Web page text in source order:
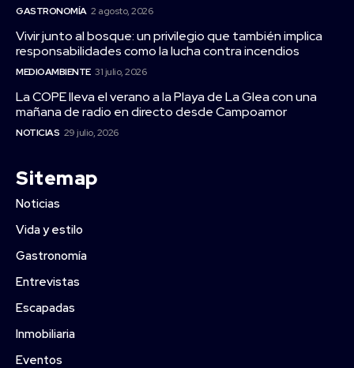
GASTRONOMÍA 2 agosto, 2026
Vivir junto al bosque: un privilegio que también implica
responsabilidades como la lucha contra incendios
MEDIOAMBIENTE 31 julio, 2026
La COPE lleva el verano a la Playa de La Glea con una
mañana de radio en directo desde Campoamor
NOTICIAS 29 julio, 2026
Sitemap
Noticias
Vida y estilo
Gastronomía
Entrevistas
Escapadas
Inmobiliaria
Eventos